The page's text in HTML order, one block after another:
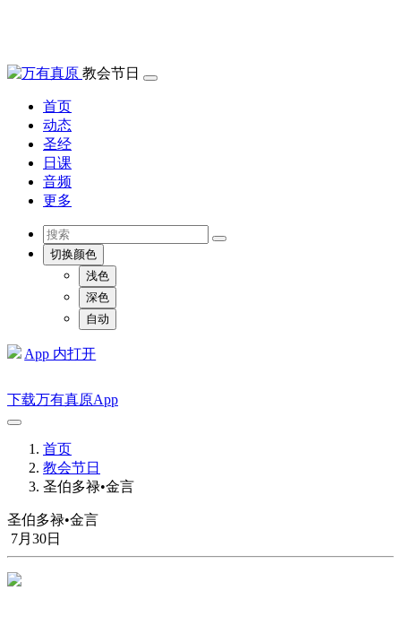
教会节日
首页
动态
圣经
日课
音频
更多
切换颜色
浅色
深色
自动
App 内打开
下载万有真原App
首页
教会节日
圣伯多禄•金言
圣伯多禄•金言
7月30日